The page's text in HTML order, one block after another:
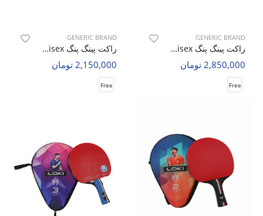
GENERIC BRAND
راکت پینگ پنگ Unisex بدون برند Spin Pro U
2,850,000 تومان
Free
GENERIC BRAND
راکت پینگ پنگ Unisex بدون برند Quick Spin U
2,150,000 تومان
Free